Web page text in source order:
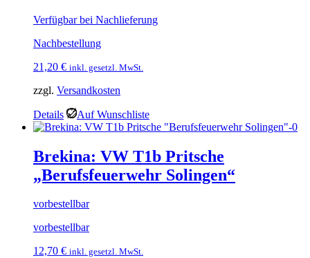
Verfügbar bei Nachlieferung
Nachbestellung
21,20 € inkl. gesetzl. MwSt.
zzgl. Versandkosten
Details Auf Wunschliste
Brekina: VW T1b Pritsche
„Berufsfeuerwehr Solingen“
vorbestellbar
vorbestellbar
12,70 € inkl. gesetzl. MwSt.